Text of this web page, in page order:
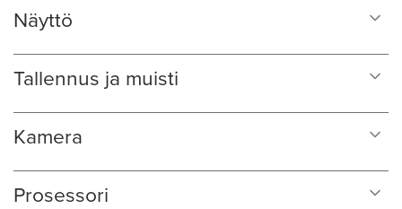
Näyttö
Tallennus ja muisti
Kamera
Prosessori